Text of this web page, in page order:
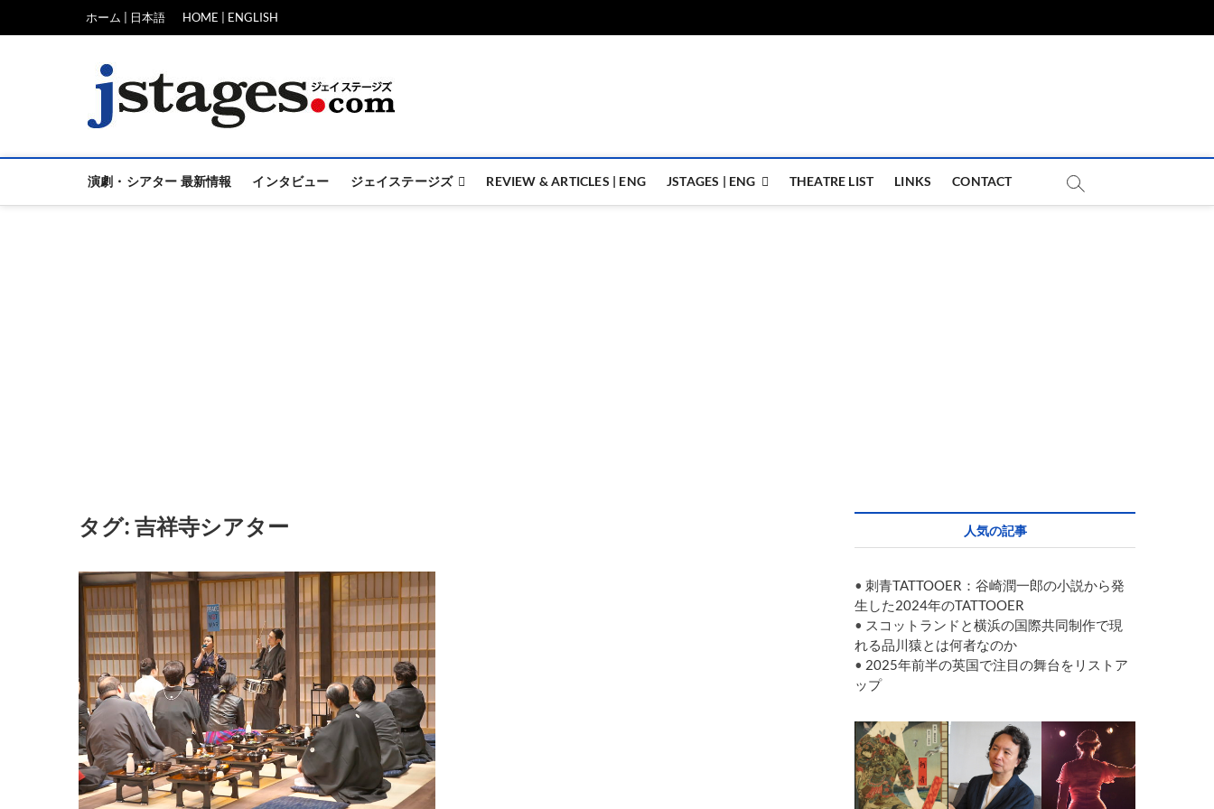
ホーム | 日本語 HOME | ENGLISH
演劇・シアター 最新情報 インタビュー ジェイステージズ REVIEW & ARTICLES | ENG JSTAGES | ENG THEATRE LIST LINKS CONTACT
タグ:吉祥寺シアター 人気の記事
• 刺青TATTOOER：谷崎潤一郎の小説から発
生した2024年のTATTOOER
• スコットランドと横浜の国際共同制作で現
れる品川猿とは何者なのか
• 2025年前半の英国で注目の舞台をリストア
ップ